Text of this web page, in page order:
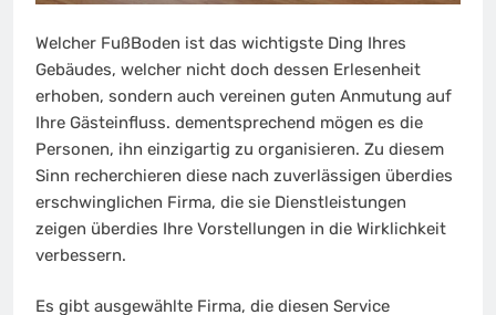
Welcher FußBoden ist das wichtigste Ding Ihres
Gebäudes, welcher nicht doch dessen Erlesenheit
erhoben, sondern auch vereinen guten Anmutung auf
Ihre Gästeinfluss. dementsprechend mögen es die
Personen, ihn einzigartig zu organisieren. Zu diesem
Sinn recherchieren diese nach zuverlässigen überdies
erschwinglichen Firma, die sie Dienstleistungen
zeigen überdies Ihre Vorstellungen in die Wirklichkeit
verbessern.
Es gibt ausgewählte Firma, die diesen Service